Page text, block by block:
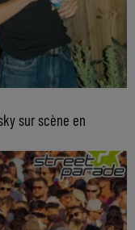
sur scène en